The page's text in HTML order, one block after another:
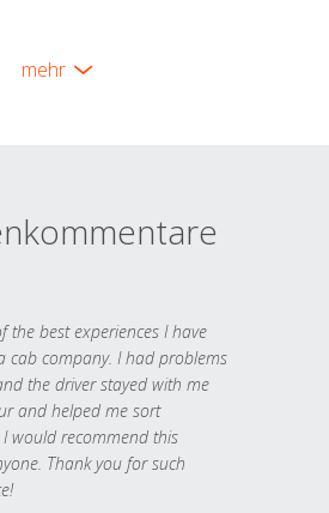
mehr
the best experiences I have
cab company. I had problems
the driver stayed with me
and helped me sort
would recommend this
Thank you for such